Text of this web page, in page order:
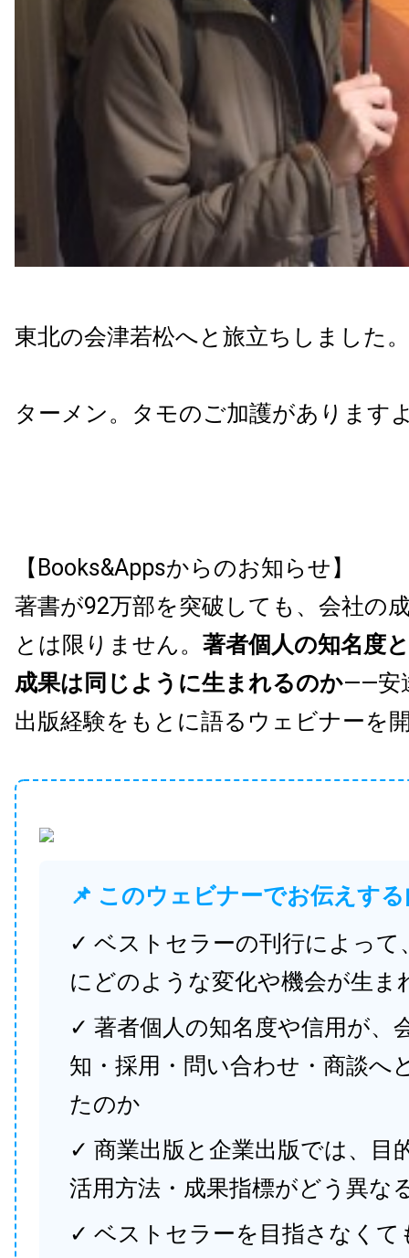
東北の会津若松へと旅立ちしました。
ターメン。タモのご加護があります
【Books&Appsからのお知らせ】
著書が92万部を突破しても、会社の
とは限りません。 著者個人の知名度
成果は同じように生まれるのか——安
出版経験をもとに語るウェビナーを
📌 このウェビナーでお伝えす
✓ ベストセラーの刊行によって
にどのような変化や機会が生ま
✓ 著者個人の知名度や信用が、
知・採用・問い合わせ・商談へ
たのか
✓ 商業出版と企業出版では、目
活用方法・成果指標がどう異な
✓ ベストセラーを目指さなくて